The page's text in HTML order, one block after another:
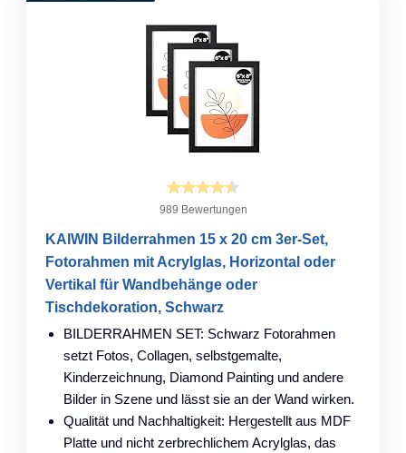
989 Bewertungen
KAIWIN Bilderrahmen 15 x 20 cm 3er-Set,
Fotorahmen mit Acrylglas, Horizontal oder
Vertikal für Wandbehänge oder
Tischdekoration, Schwarz
BILDERRAHMEN SET: Schwarz Fotorahmen
setzt Fotos, Collagen, selbstgemalte,
Kinderzeichnung, Diamond Painting und andere
Bilder in Szene und lässt sie an der Wand wirken.
Qualität und Nachhaltigkeit: Hergestellt aus MDF
Platte und nicht zerbrechlichem Acrylglas, das